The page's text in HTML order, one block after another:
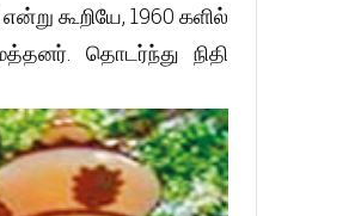
கூறியே, 1960 களில்
தொடர்ந்து நிதி